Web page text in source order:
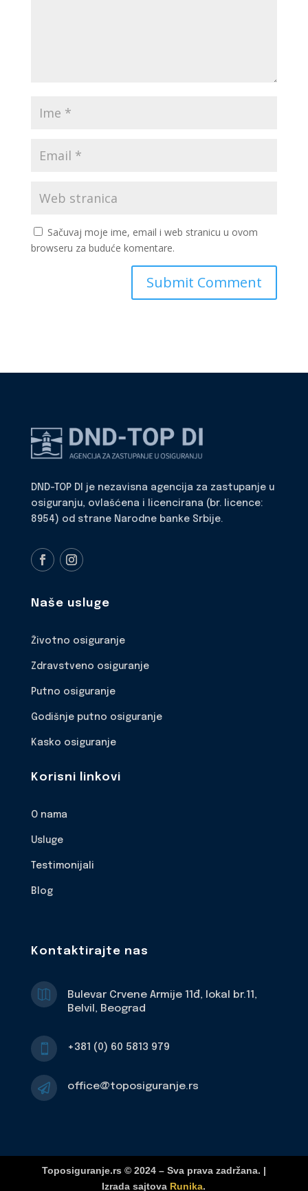
Sačuvaj moje ime, email i web stranicu u ovom
browseru za buduće komentare.
DND-TOP DI je nezavisna agencija za zastupanje u
osiguranju, ovlašćena i licencirana (br. licence:
8954) od strane Narodne banke Srbije.
Naše usluge
Životno osiguranje
Zdravstveno osiguranje
Putno osiguranje
Godišnje putno osiguranje
Kasko osiguranje
Korisni linkovi
O nama
Usluge
Testimonijali
Blog
Kontaktirajte nas

Bulevar Crvene Armije 11đ, lokal br.11,
Belvil, Beograd
 +381 (0) 60 5813 979
 office@toposiguranje.rs
Toposiguranje.rs © 2024 – Sva prava zadržana. |
Izrada sajtova Runika.